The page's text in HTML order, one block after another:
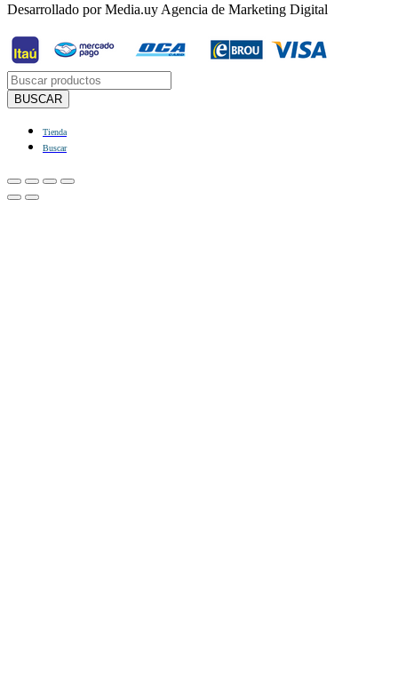
Desarrollado por Media.uy Agencia de Marketing Digital
Búsqueda
de
productos
BUSCAR
Tienda
Buscar